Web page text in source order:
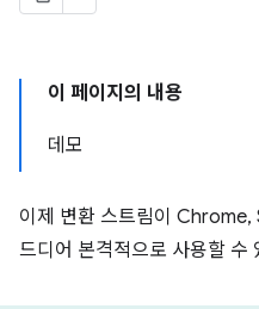
이 페이지의 내용
데모
이제 변환 스트림이
드디어 본격적으로 사용할 수